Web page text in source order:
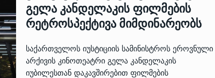
გელა კანდელაკის ფილმების
რეტროსპექტივა მიმდინარეობს
საქართველოს იუსტიციის სამინისტროს ეროვნული
არქივის კინოთეატრი გელა კანდელაკის
იუბილესთან დაკავშირებით ფილმების